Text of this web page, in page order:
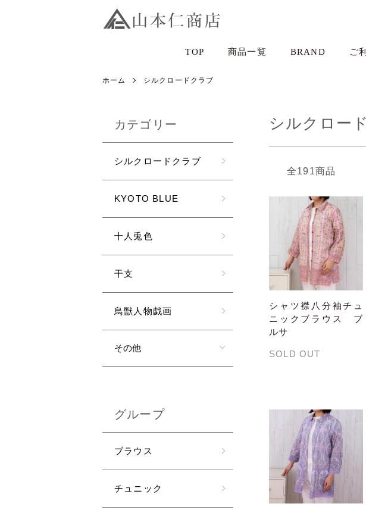
TOP 商品一覧 BRAND ご
ホーム シルクロードクラブ
シルクロー
全191商品
シャツ襟八分袖チュ
ニックブラウス ブ
ルサ
SOLD OUT
カテゴリー
シルクロードクラブ
KYOTO BLUE
十人兎色
干支
鳥獣人物戯画
その他
グループ
ブラウス
チュニック